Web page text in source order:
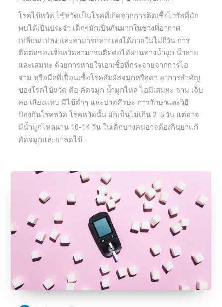
โรคไข้หวัด ไข้หวัดเป็นโรคที่เกิดจากการติดเชื้อไวรัสที่มัก
พบได้เป็นประจำ เด็กๆมักเป็นกันมากในช่วงที่อากาศ
เปลี่ยนแปลง และสามารถหายเองได้ภายในไม่กี่วัน การ
ติดต่อของเชื้อหวัดสามารถติดต่อได้ผ่านทางน้ำมูก น้ำลาย
และเสมหะ ด้วยการหายใจเอาเชื้อที่กระจายจากการไอ
จาม หรือมือที่เปื้อนเชื้อโรคสัมผัสจมูกหรือตา อาการสำคัญ
ของโรคไข้หวัด คือ คัดจมูก น้ำมูกไหล ไอมีเสมหะ จาม เจ็บ
คอ เสียงแหบ มีไข้ต่ำๆ และปวดศีรษะ การรักษาและวิธี
ป้องกันโรคหวัด โรคหวัดนั้น มักเป็นไม่เกิน 2-5 วัน แต่อาจ
มีน้ำมูกไหลนาน 10-14 วัน ในเด็กบางคนอาจต้องกินยาแก้
คัดจมูกและยาลดไข้...